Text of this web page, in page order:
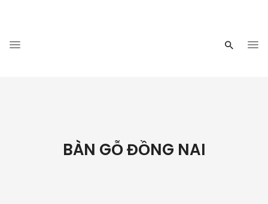
BÀN GỖ ĐỒNG NAI